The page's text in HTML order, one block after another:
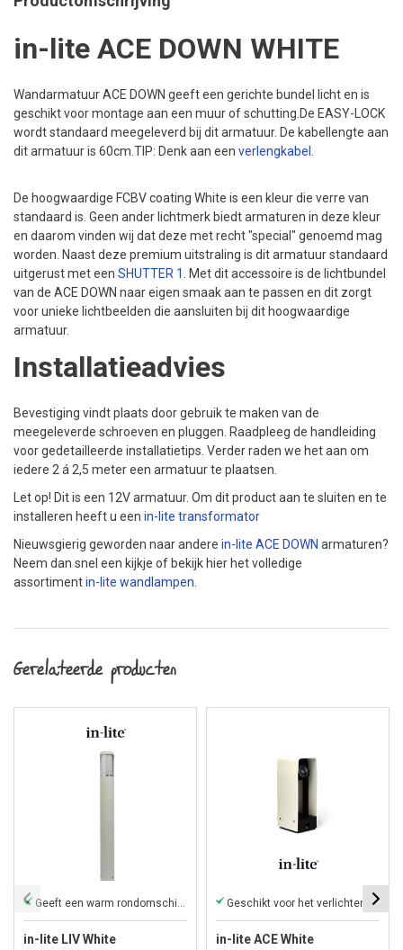
in-lite ACE DOWN WHITE
Wandarmatuur ACE DOWN geeft een gerichte bundel licht en is
geschikt voor montage aan een muur of schutting.De EASY-LOCK
wordt standaard meegeleverd bij dit armatuur. De kabellengte aan
dit armatuur is 60cm.TIP: Denk aan een verlengkabel .
De hoogwaardige FCBV coating White is een kleur die verre van
standaard is. Geen ander lichtmerk biedt armaturen in deze kleur
en daarom vinden wij dat deze met recht "special" genoemd mag
worden. Naast deze premium uitstraling is dit armatuur standaard
uitgerust met een SHUTTER 1 . Met dit accessoire is de lichtbundel
van de ACE DOWN naar eigen smaak aan te passen en dit zorgt
voor unieke lichtbeelden die aansluiten bij dit hoogwaardige
armatuur.
Installatieadvies
Bevestiging vindt plaats door gebruik te maken van de
meegeleverde schroeven en pluggen. Raadpleeg de handleiding
voor gedetailleerde installatietips. Verder raden we het aan om
iedere 2 á 2,5 meter een armatuur te plaatsen.
Let op! Dit is een 12V armatuur. Om dit product aan te sluiten en te
installeren heeft u een in-lite transformator
Nieuwsgierig geworden naar andere in-lite ACE DOWN armaturen?
Neem dan snel een kijkje of bekijk hier het volledige
assortimentin-lite wandlampen.
Gerelateerde producten
Geeft een warm rondomschijnend sfeerlicht
in-lite LIV White
Geschikt voor het verlichten van een oprit en pad
in-lite ACE White